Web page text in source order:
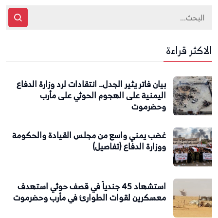
الاكثر قراءة
بيان فاتر يثير الجدل.. انتقادات لرد وزارة الدفاع
اليمنية على الهجوم الحوثي على مأرب
وحضرموت
غضب يمني واسع من مجلس القيادة والحكومة
ووزارة الدفاع (تفاصيل)
استشهاد 45 جندياً في قصف حوثي استهدف
معسكرين لقوات الطوارئ في مأرب وحضرموت